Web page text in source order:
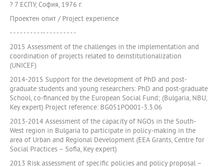
? 7 ЕСПУ, София, 1976 г.
Проектен опит / Project experience
- - - - - - - - - -- - - - - - - - - -
2015 Assessment of the challenges in the implementation and
coordination of projects related to deinstitutionalization
(UNICEF)
2014-2015 Support for the development of PhD and post-
graduate students and young researchers: PhD and post-graduate
School, co-financed by the European Social Fund; (Bulgaria, NBU,
Key expert) Project reference: BG051PO001-3.3.06
2013-2014 Assessment of the capacity of NGOs in the South-
West region in Bulgaria to participate in policy-making in the
area of Urban and Regional Development (EEA Grants, Centre for
Social Practices – Sofia, Key expert)
2013 Risk assessment of specific policies and policy proposal –